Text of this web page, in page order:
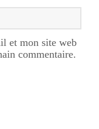
et mon site web
commentaire.